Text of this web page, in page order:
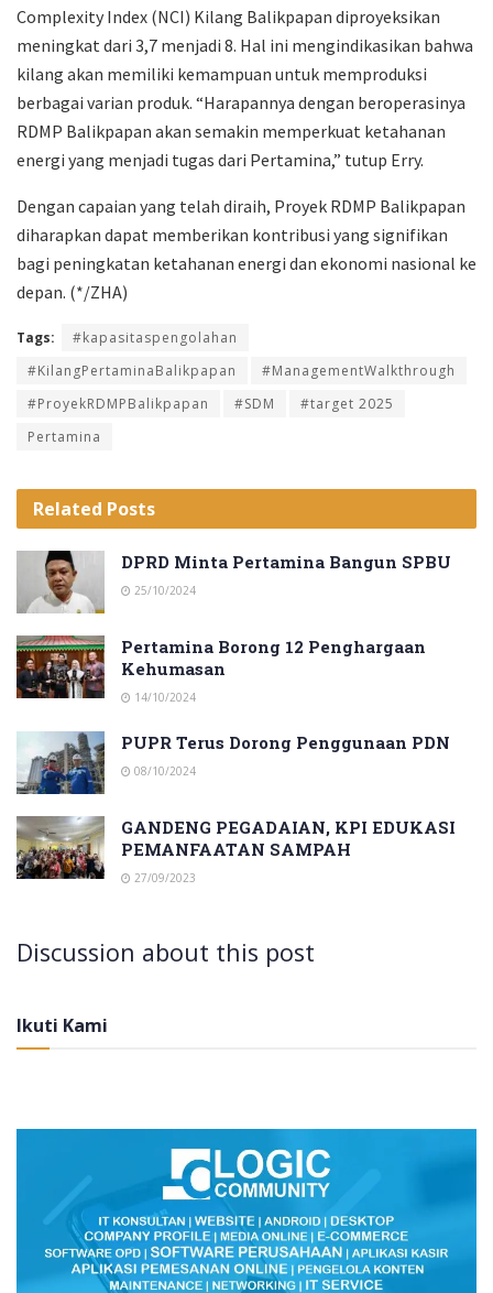
Complexity Index (NCI) Kilang Balikpapan diproyeksikan
meningkat dari 3,7 menjadi 8. Hal ini mengindikasikan bahwa
kilang akan memiliki kemampuan untuk memproduksi
berbagai varian produk. “Harapannya dengan beroperasinya
RDMP Balikpapan akan semakin memperkuat ketahanan
energi yang menjadi tugas dari Pertamina,” tutup Erry.
Dengan capaian yang telah diraih, Proyek RDMP Balikpapan
diharapkan dapat memberikan kontribusi yang signifikan
bagi peningkatan ketahanan energi dan ekonomi nasional ke
depan. (*/ZHA)
Tags:
#kapasitaspengolahan
#KilangPertaminaBalikpapan
#ManagementWalkthrough
#ProyekRDMPBalikpapan
#SDM
#target 2025
Pertamina
Related Posts
DPRD Minta Pertamina Bangun SPBU
25/10/2024
Pertamina Borong 12 Penghargaan
Kehumasan
14/10/2024
PUPR Terus Dorong Penggunaan PDN
08/10/2024
GANDENG PEGADAIAN, KPI EDUKASI
PEMANFAATAN SAMPAH
27/09/2023
Discussion about this post
Ikuti Kami